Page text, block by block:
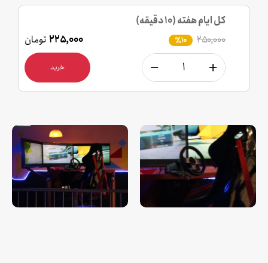
کل ایام هفته (10 دقیقه)
۲۵۰,۰۰۰
٪10 ۲۲۵,۰۰۰ تومان
خرید